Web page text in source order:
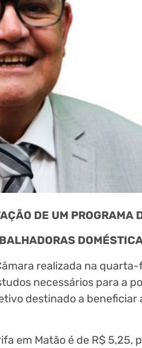
DE UM PROGRAMA
realizada na
necessários para a
destinado a beneficiar
em Matão é de R$ 5,25,